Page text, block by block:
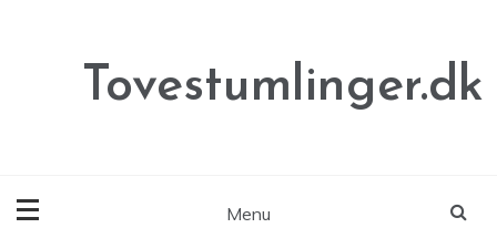
Tovestumlinger.dk
Menu